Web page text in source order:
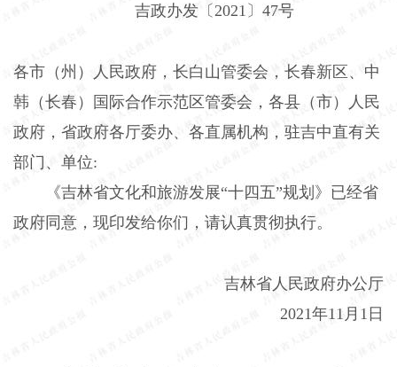
吉政办发〔2021〕47号
各市（州）人民政府，长白山管委会，长春新区、中
韩（长春）国际合作示范区管委会，各县（市）人民
政府，省政府各厅委办、各直属机构，驻吉中直有关
部门、单位:
《吉林省文化和旅游发展“十四五”规划》已经省
政府同意，现印发给你们，请认真贯彻执行。
吉林省人民政府办公厅
2021年11月1日